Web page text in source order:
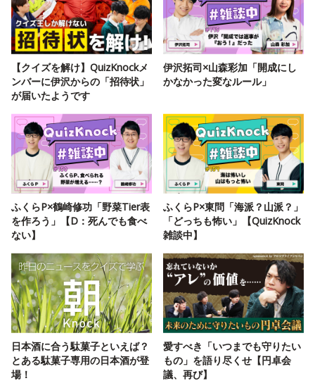
【クイズを解け】QuizKnockメ
ンバーに伊沢からの「招待状」
が届いたようです
伊沢拓司×山森彩加「開成にし
かなかった変なルール」
ふくらP×鶴崎修功「野菜Tier表
を作ろう」【D：死んでも食べ
ない】
ふくらP×東問「海派？山派？」
「どっちも怖い」【QuizKnock
雑談中】
日本酒に合う駄菓子といえば？
とある駄菓子専用の日本酒が登
場！
愛すべき「いつまでも守りたい
もの」を語り尽くせ【円卓会
議、再び】